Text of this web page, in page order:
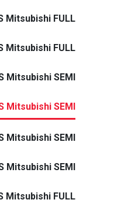
Mitsubishi FULL
Mitsubishi FULL
Mitsubishi SEMI
Mitsubishi SEMI
Mitsubishi SEMI
Mitsubishi SEMI
Mitsubishi FULL